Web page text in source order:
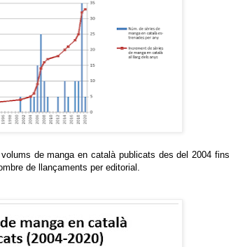
de manga en català publicats des del 2004 fins
de llançaments per editorial.